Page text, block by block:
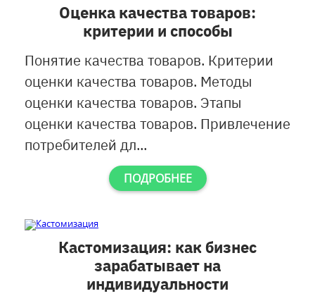
Оценка качества товаров:
критерии и способы
Понятие качества товаров. Критерии
оценки качества товаров. Методы
оценки качества товаров. Этапы
оценки качества товаров. Привлечение
потребителей дл...
ПОДРОБНЕЕ
Кастомизация: как бизнес
зарабатывает на
индивидуальности